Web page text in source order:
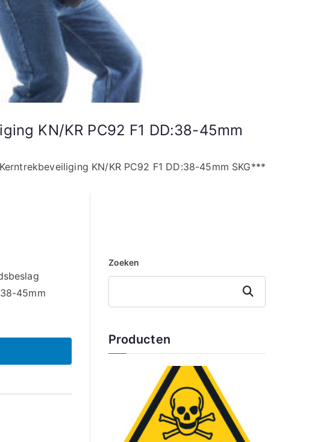
KN/KR PC92 F1 DD:38-45mm
KN/KR PC92 F1 DD:38-45mm SKG***
45mm
Zoeken
Zoeken
Producten